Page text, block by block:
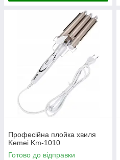
Професійна плойка хвиля
Kemei Km-1010
Готово до відправки